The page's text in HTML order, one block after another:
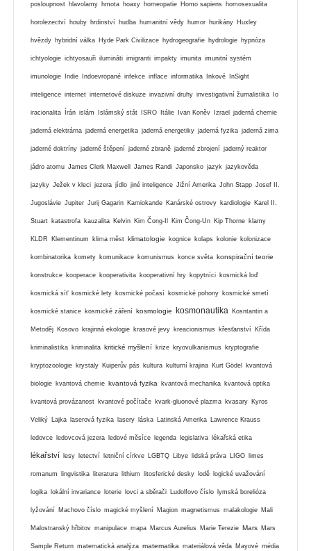
posloupnost hlavolamy hmota hoaxy homeopatie Homo sapiens homosexualita
horolezectví houby hrdinství hudba humanitní vědy humor hurikány Huxley
hvězdy hybridní válka Hyde Park Civilizace hydrogeografie hydrologie hypnóza
ichtyologie ichtyosauři ilumináti imigranti impakty imunita imunitní systém
imunologie Indie Indoevropané infekce inflace informatika Inkové InSight
inteligence internet internetové diskuze invazivní druhy investigativní žurnalistika Io
iracionalita Írán islám Islámský stát ISRO Itálie Ivan Koněv Izrael jaderná chemie
jaderná elektrárna jaderná energetika jaderná energetiky jaderná fyzika jaderná zima
jaderné doktríny jaderné štěpení jaderné zbraně jaderné zbrojení jaderný reaktor
jádro atomu James Clerk Maxwell James Randi Japonsko jazyk jazykověda
jazyky Ježek v kleci jezera jídlo jiné inteligence Jižní Amerika John Stapp Josef II.
Jugoslávie Jupiter Jurij Gagarin Kamiokande Kanárské ostrovy kardiologie Karel II.
Stuart katastrofa kauzalita Kelvin Kim Čong-Il Kim Čong-Un Kip Thorne klamy
KLDR Klementinum klima měst klimatologie kognice kolaps kolonie kolonizace
kombinatorika komety komunikace komunismus konce světa konspirační teorie
konstrukce kooperace kooperativita kooperativní hry kopytníci kosmická loď
kosmická síť kosmické lety kosmické počasí kosmické pohony kosmické smetí
kosmické stanice kosmické záření kosmologie kosmonautika Kosntantin a
Metoděj Kosovo krajinná ekologie krasové jevy kreacionismus křesťanství Křída
kriminalistika kriminalita kritické myšlení krize kryovulkanismus kryptografie
kryptozoologie krystaly Kuiperův pás kultura kulturní krajina Kurt Gödel kvantová
biologie kvantová chemie kvantová fyzika kvantová mechanika kvantová optika
kvantová provázanost kvantové počítače kvark-gluonové plazma kvasary Kyros
Veliký Lajka laserová fyzika lasery láska Latinská Amerika Lawrence Krauss
ledovce ledovcová jezera ledové měsíce legenda legislativa lékařská etika
lékařství lesy letectví letniční církve LGBTQ Libye lidská práva LIGO limes
romanum lingvistika literatura lithium litosferické desky lodě logické uvažování
logika lokální invariance loterie lovci a sběrači Ludolfovo číslo lymská borelióza
lyžování Machovo číslo magické myšlení Magion magnetismus malakologie Mali
Malostranský hřbitov manipulace mapa Marcus Aurelius Marie Terezie Mars Mars
Sample Return matematická analýza matematika materiálová věda Mayové média